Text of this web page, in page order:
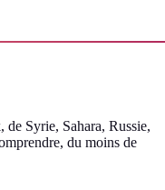
de Syrie, Sahara, Russie,
du moins de